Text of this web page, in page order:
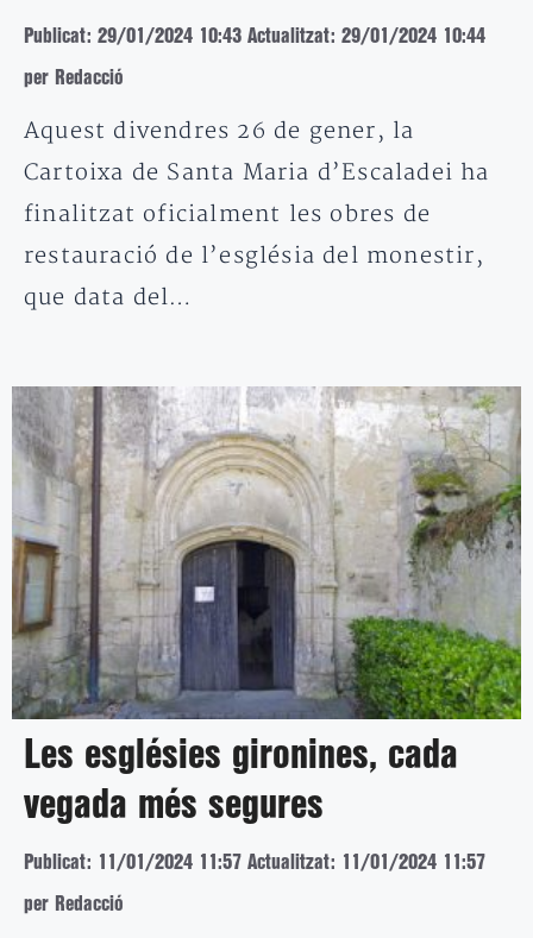
Publicat: 29/01/2024 10:43 Actualitzat: 29/01/2024 10:44
per Redacció
Aquest divendres 26 de gener, la
Cartoixa de Santa Maria d’Escaladei ha
finalitzat oficialment les obres de
restauració de l’església del monestir,
que data del…
Les esglésies gironines, cada
vegada més segures
Publicat: 11/01/2024 11:57 Actualitzat: 11/01/2024 11:57
per Redacció